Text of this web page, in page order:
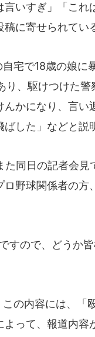
いすぎ」「これ
に寄せられてい
宅で18歳の娘に
り、駆けつけた
かになり、言い
した」などと説
同日の記者会見
野球関係者の方
すので、どうか
の内容には、「
って、報道内容